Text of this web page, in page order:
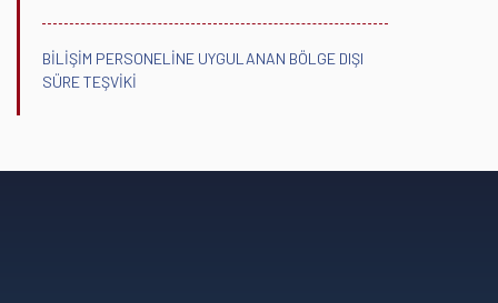
BİLİŞİM PERSONELİNE UYGULANAN BÖLGE DIŞI
SÜRE TEŞVİKİ